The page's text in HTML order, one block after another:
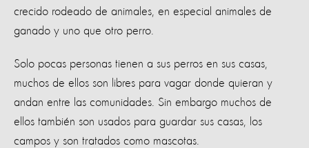
crecido rodeado de animales, en especial animales de
ganado y uno que otro perro.
Solo pocas personas tienen a sus perros en sus casas,
muchos de ellos son libres para vagar donde quieran y
andan entre las comunidades. Sin embargo muchos de
ellos también son usados para guardar sus casas, los
campos y son tratados como mascotas.